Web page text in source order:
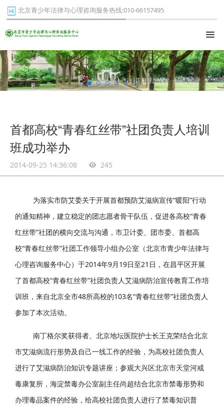
北京青少年法律与心理咨询服务热线:010-66157495
首都高校“青春红丝带”社团负责人培训
班成功举办
2014-09-25 14:36:08 245
为落实市防艾委关于开展首都预防艾滋病宣传“暖阳”行动
的通知精神，建立稳定的团志愿者骨干队伍，促进各高校“青春
红丝带”社团的横向交流与沟通，市卫计委、团市委、首都高
校“青春红丝带”社团工作领导小组办公室（北京市青少年法律与
心理咨询服务中心）于2014年9月19日至21日，在昌平区开展
了首都高校“青春红丝带”社团负责人艾滋病防治宣传教育工作培
训班，来自北京全市48所高校的103名“青春红丝带”社团负责人
参加了本次活动。
南丁格尔奖获得者、北京地坛医院护士长王克荣结合北京
市艾滋病流行形势及自己一线工作的经验，为高校社团负责人
进行了艾滋病防治知识专题讲座；参观大兴区北京市天堂河戒
毒康复所，海淀禁毒办公室副主任尚超结合北京市禁毒形势和
办理毒品案件的经验，给高校社团负责人进行了禁毒知识普